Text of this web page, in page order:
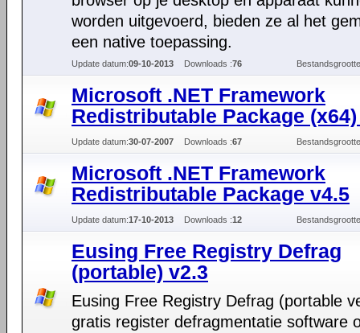
worden uitgevoerd, bieden ze al het
een native toepassing.
Update datum:09-10-2013 Downloads :76
Microsoft .NET Framework
Redistributable Package
Update datum:30-07-2007 Downloads :67
Microsoft .NET Framework
Redistributable Package v4.5
Update datum:17-10-2013 Downloads :12
Eusing Free Registry Defrag
(portable) v2.3
Eusing Free Registry Defrag (portable
gratis register defragmentatie software